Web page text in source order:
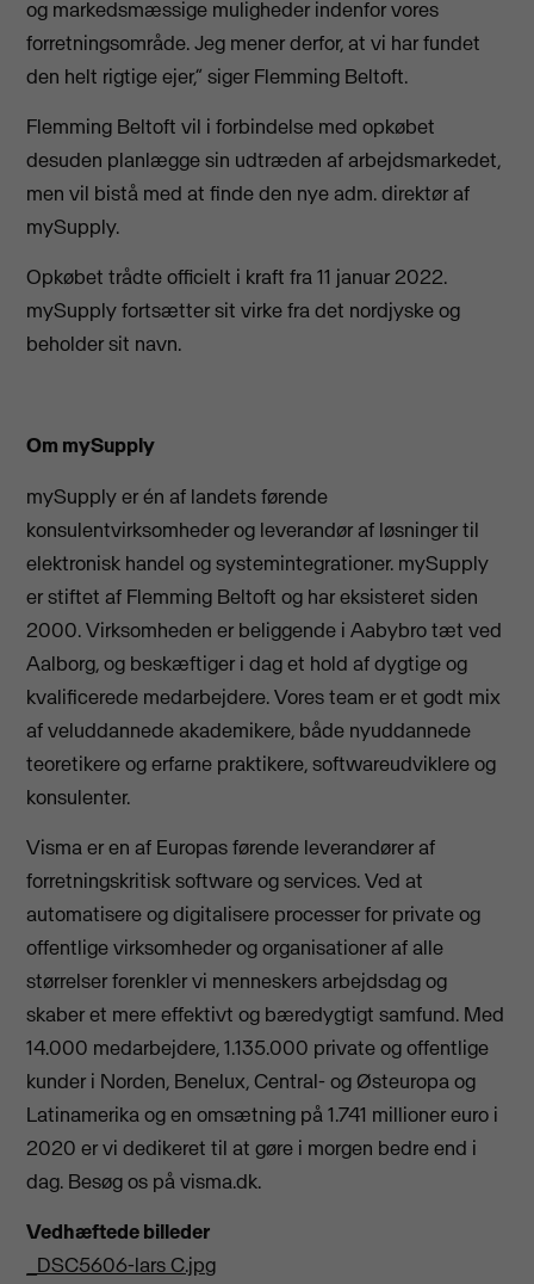
og markedsmæssige muligheder indenfor vores
forretningsområde. Jeg mener derfor, at vi har fundet
den helt rigtige ejer,” siger Flemming Beltoft.
Flemming Beltoft vil i forbindelse med opkøbet
desuden planlægge sin udtræden af arbejdsmarkedet,
men vil bistå med at finde den nye adm. direktør af
mySupply.
Opkøbet trådte officielt i kraft fra 11 januar 2022.
mySupply fortsætter sit virke fra det nordjyske og
beholder sit navn.
Om mySupply
mySupply er én af landets førende
konsulentvirksomheder og leverandør af løsninger til
elektronisk handel og systemintegrationer. mySupply
er stiftet af Flemming Beltoft og har eksisteret siden
2000. Virksomheden er beliggende i Aabybro tæt ved
Aalborg, og beskæftiger i dag et hold af dygtige og
kvalificerede medarbejdere. Vores team er et godt mix
af veluddannede akademikere, både nyuddannede
teoretikere og erfarne praktikere, softwareudviklere og
konsulenter.
Visma er en af Europas førende leverandører af
forretningskritisk software og services. Ved at
automatisere og digitalisere processer for private og
offentlige virksomheder og organisationer af alle
størrelser forenkler vi menneskers arbejdsdag og
skaber et mere effektivt og bæredygtigt samfund. Med
14.000 medarbejdere, 1.135.000 private og offentlige
kunder i Norden, Benelux, Central- og Østeuropa og
Latinamerika og en omsætning på 1.741 millioner euro i
2020 er vi dedikeret til at gøre i morgen bedre end i
dag. Besøg os på visma.dk.
Vedhæftede billeder
_DSC5606-lars C.jpg